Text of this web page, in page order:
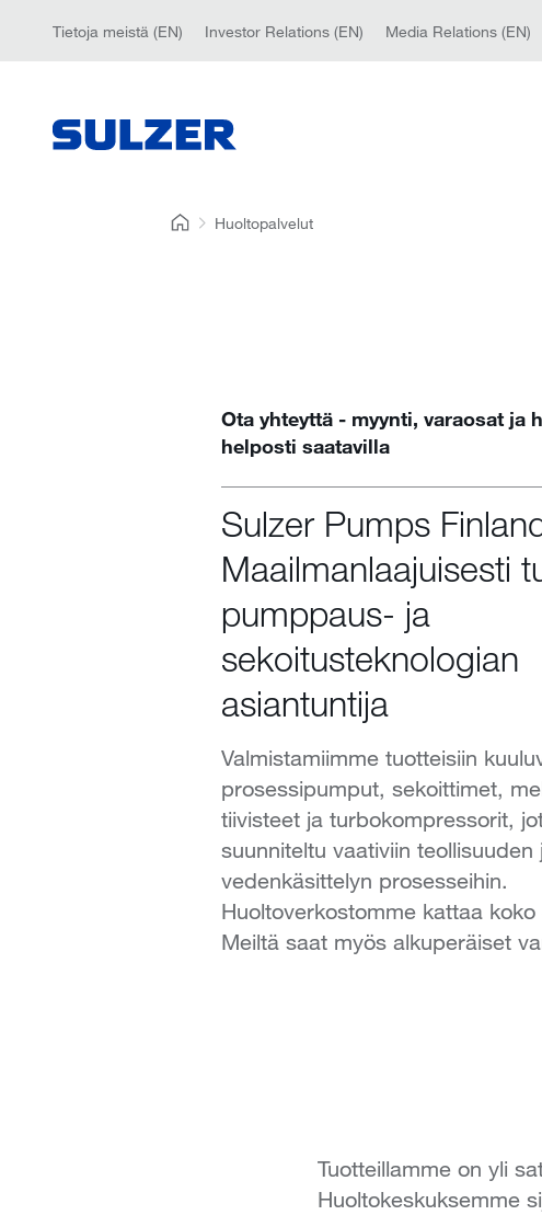
Tietoja meistä (EN) Investor Relations (EN) Media Relations (EN)
Huoltopalvelut
Ota yhteyttä - myynti, varaosat ja
helposti saatavilla
Sulzer Pumps
Maailmanlaajuisesti
pumppaus- ja
sekoitusteknologian
asiantuntija
Valmistamiimme tuotteisiin
prosessipumput, sekoittimet,
tiivisteet ja turbokompressorit,
suunniteltu vaativiin teollisuuden
vedenkäsittelyn prosesseihin.
Huoltoverkostomme kattaa koko
Meiltä saat myös alkuperäiset
Tuotteillamme on yli
Huoltokeskuksemme